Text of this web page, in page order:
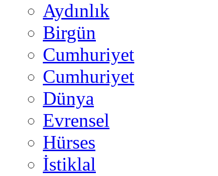
Aydınlık
Birgün
Cumhuriyet
Cumhuriyet
Dünya
Evrensel
Hürses
İstiklal